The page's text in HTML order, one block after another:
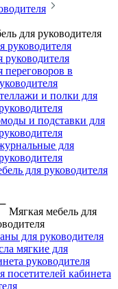
для руководителя
руководителя
руководителя
переговоров в
и полки для
и подставки для
для
для руководителя
Мягкая мебель для
для руководителя
мягкие для
руководителя
посетителей кабинета